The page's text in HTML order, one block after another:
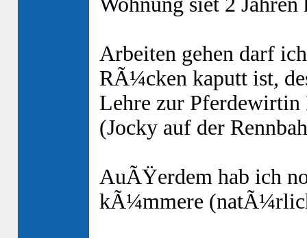
Arbeiten gehen darf
RÃ¼cken kaputt ist,
Lehre zur Pferdewirtin
(Jocky auf der
AuÃŸerdem hab ich
kÃ¼mmere